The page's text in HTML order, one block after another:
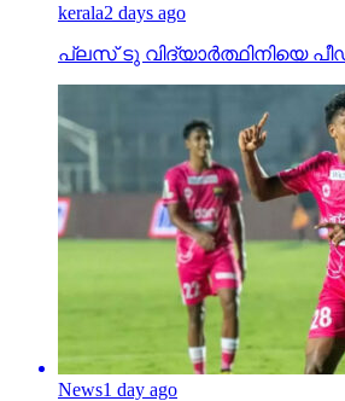
kerala2 days ago
പ്ലസ് ടു വിദ്യാര്‍ത്ഥിനിയെ
News1 day ago